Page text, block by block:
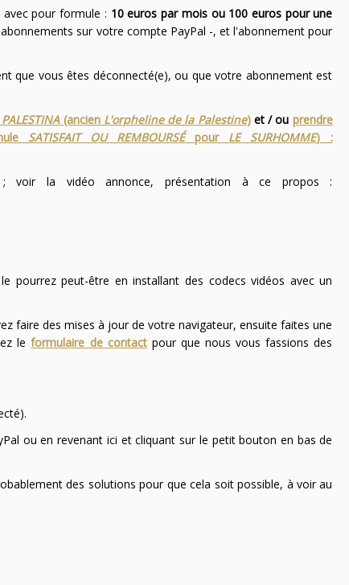
avec pour formule : 10 euros par mois ou 100 euros pour une
sur votre compte PayPal -, et l'abonnement pour
que vous êtes déconnecté(e), ou que votre abonnement est
(ancien L'orpheline de la Palestine)et / ou prendre
SATISFAIT OU REMBOURSÉpour LE SURHOMME) :
; voir la vidéo annonce, présentation à ce propos :
pourrez peut-être en installant des codecs vidéos avec un
faire des mises à jour de votre navigateur, ensuite faites une
leformulaire de contactpour que nous vous fassions des
ou en revenant ici et cliquant sur le petit bouton en bas de
des solutions pour que cela soit possible, à voir au